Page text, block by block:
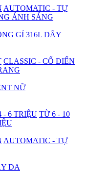
AUTOMATIC - TỰ
ÁNH SÁNG
GỈ 316L DÂY
CLASSIC - CỔ ĐIỂN
NỮ
- 6 TRIỆU TỪ 6 - 10
AUTOMATIC - TỰ
DA